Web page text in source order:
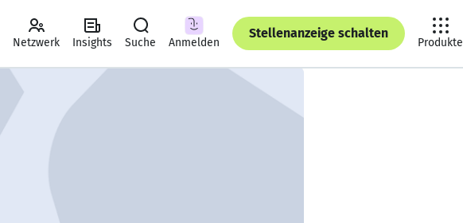
Netzwerk Insights Suche Anmelden
Stellenanzeige schalten
Produkte